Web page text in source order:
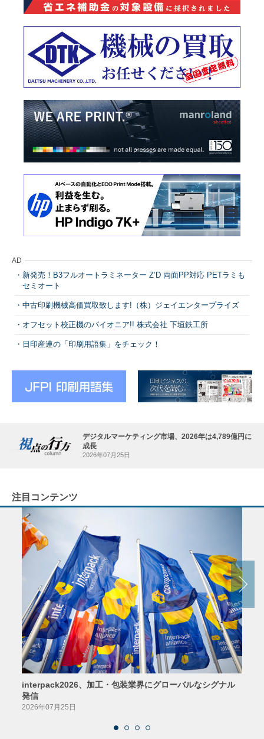
AD
新発売！B3フルオートラミネーター Z’D 両面PP対応 PETラミも
セミオート
中古印刷機械高価買取致します!（株）ジェイエンタープライズ
オフセット校正機のパイオニア!! 株式会社 下垣鉄工所
日印産連の「印刷用語集」をチェック！
デジタルマーケティング市場、2026年は4,789億円に
成長
2026年07月25日
注目コンテンツ
interpack2026、加工・包装業界にグローバルなシグナル
発信
2026年07月25日